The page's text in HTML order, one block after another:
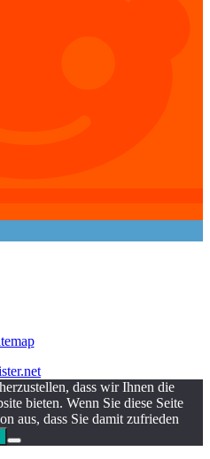
dass wir Ihnen die
bieten. Wenn Sie diese Seite
aus, dass Sie damit zufrieden